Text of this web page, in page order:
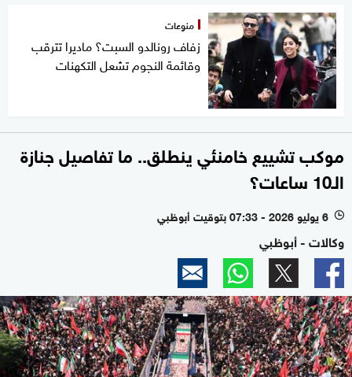
منوعات
زفاف رونالدو السبت؟ ماديرا تترقب
وقائمة النجوم تشعل التكهنات
موكب تشييع خامنئي ينطلق.. ما تفاصيل جنازة
الـ10 ساعات؟
l 6 يوليو 2026 - 07:33 بتوقيت أبوظبي
وكالات - أبوظبي